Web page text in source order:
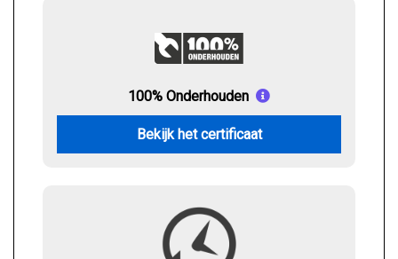
100% Onderhouden
Bekijk het certificaat